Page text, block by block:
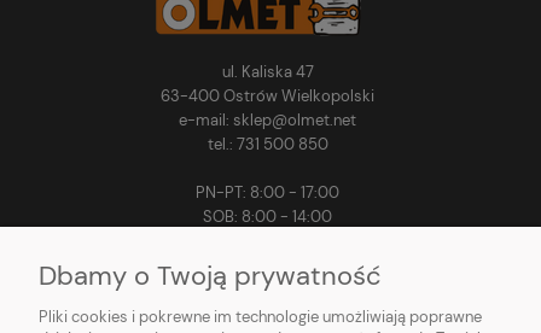
ul. Kaliska 47
63-400 Ostrów Wielkopolski
e-mail: sklep@olmet.net
tel.: 731 500 850
PN-PT: 8:00 - 17:00
SOB: 8:00 - 14:00
MOJE KONTO
Dbamy o Twoją prywatność
Pliki cookies i pokrewne im technologie umożliwiają poprawne